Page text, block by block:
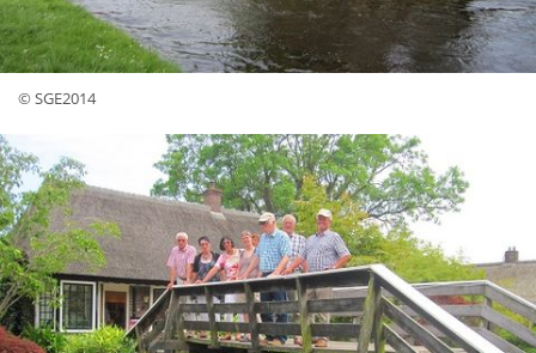
© SGE2014